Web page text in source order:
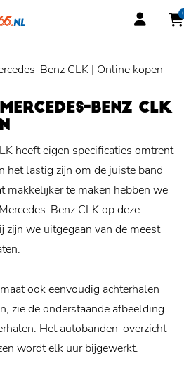
Benz CLK | Online kopen
BENZ CLK
heeft eigen specificaties omtrent
het lastig zijn om de juiste band
makkelijker te maken hebben we
Benz CLK op deze
zijn we uitgegaan van de meest
ook eenvoudig achterhalen
zie de onderstaande afbeelding
Het autobanden-overzicht
wordt elk uur bijgewerkt.